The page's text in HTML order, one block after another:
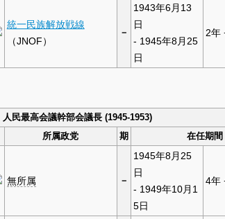
統一民族解放戦線
（JNOF）
－
1943年6月13
日
- 1945年8月25
日
2年
人民最高会議幹部会議長 (1945-1953)
所属政党 期 在任期間
無所属 －
1945年8月25
日
- 1949年10月1
5日
4年